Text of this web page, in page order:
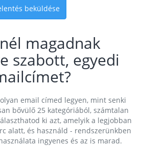
beküldése
magadnak
szabott, egyedi
email címed legyen, mint senki
bővülő 25 kategóriából, számtalan
ki azt, amelyik a legjobban
alatt, és használd - rendszerünkben
ingyenes és az is marad.